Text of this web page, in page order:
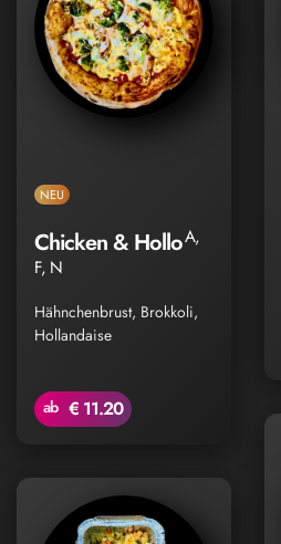
NEU
Chicken & HolloA,
F, N
Hähnchenbrust, Brokkoli,
Hollandaise
ab € 11.20